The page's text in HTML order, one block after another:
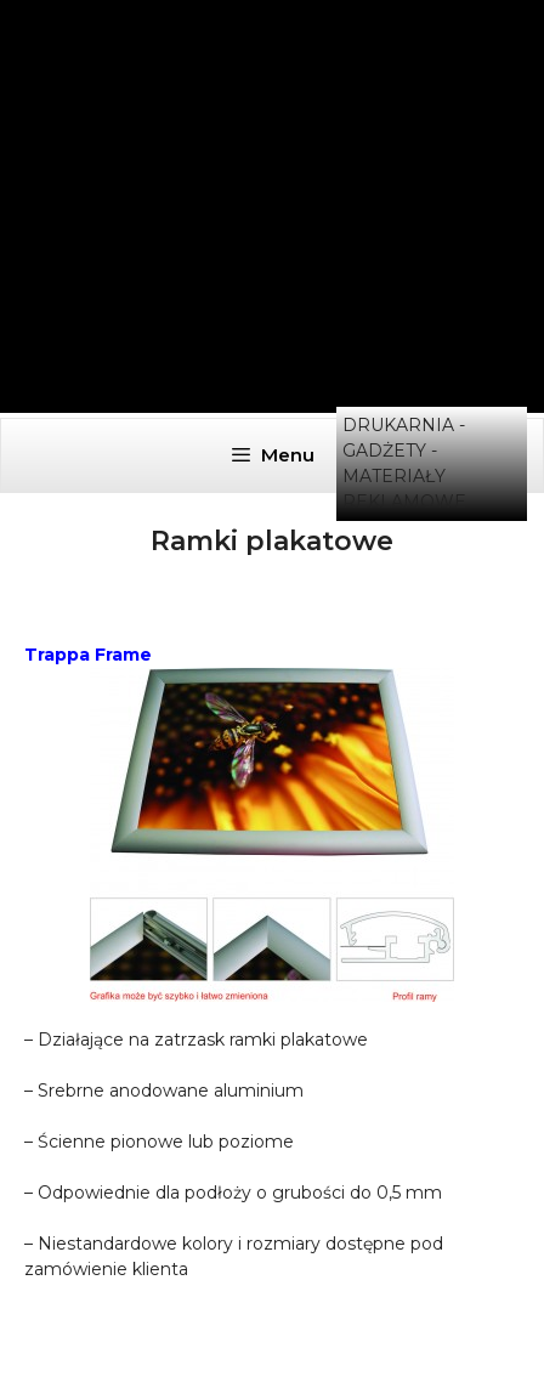
DRUKARNIA -
GADŻETY -
MATERIAŁY
REKLAMOWE
Menu
Ramki plakatowe
Trappa Frame
– Działające na zatrzask ramki plakatowe
– Srebrne anodowane aluminium
– Ścienne pionowe lub poziome
– Odpowiednie dla podłoży o grubości do 0,5 mm
– Niestandardowe kolory i rozmiary dostępne pod
zamówienie klienta